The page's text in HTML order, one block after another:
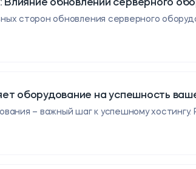
оборудование на успешность
– важный шаг к успешному
обновлений серверного
сторон обновления серверного